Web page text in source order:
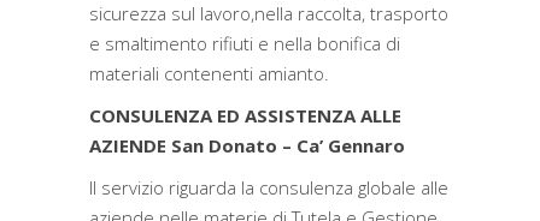
sicurezza sul lavoro,nella raccolta, trasporto
e smaltimento rifiuti e nella bonifica di
materiali contenenti amianto.
CONSULENZA ED ASSISTENZA ALLE
AZIENDE San Donato – Ca’ Gennaro
Il servizio riguarda la consulenza globale alle